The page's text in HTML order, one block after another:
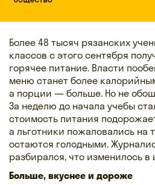
Более 48 тысяч рязанских
классов с этого сентября
горячее питание. Власти
меню станет более
а порции — больше. Но не
За неделю до начала учебы
стоимость питания
а льготники пожаловались на
остаются голодными.
разбирался, что изменилось
Больше, вкуснее и дороже